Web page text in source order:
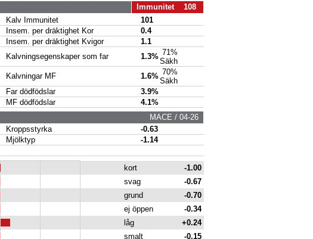
Immunitet 108
Kalv Immunitet
101
Insem. per dräktighet Kor
0.4
Insem. per dräktighet Kvigor
1.1
Kalvningsegenskaper som far 1.3% 71%
Säkh
Kalvningar MF 1.6% 70%
Säkh
Far dödfödslar
3.9%
MF dödfödslar
4.1%
MACE / 04-26
Kroppsstyrka
-0.63
Mjölktyp
-1.14
kort
-1.00
svag
-0.67
grund
-0.70
ej öppen
-0.34
låg
+0.24
smalt -0.15